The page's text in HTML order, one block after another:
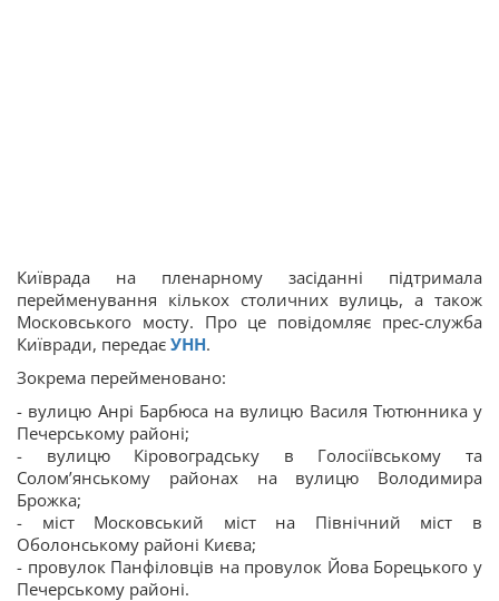
Київрада на пленарному засіданні підтримала
перейменування кількох столичних вулиць, а також
Московського мосту. Про це повідомляє прес-служба
Київради, передає УНН.
Зокрема перейменовано:
- вулицю Анрі Барбюса на вулицю Василя Тютюнника у
Печерському районі;
- вулицю Кіровоградську в Голосіївському та
Солом’янському районах на вулицю Володимира
Брожка;
- міст Московський міст на Північний міст в
Оболонському районі Києва;
- провулок Панфіловців на провулок Йова Борецького у
Печерському районі.